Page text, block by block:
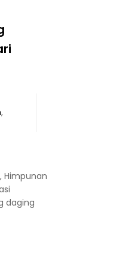
,
Himpunan
daging